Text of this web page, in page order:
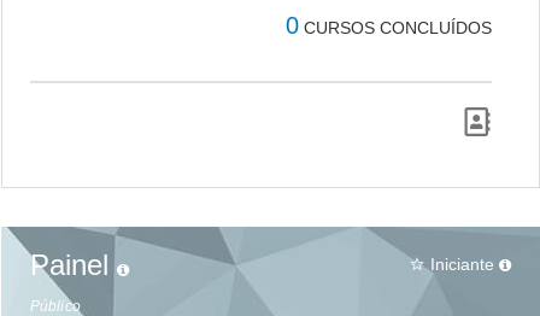
0 CURSOS CONCLUÍDOS
Painel
Público
star_border Iniciante